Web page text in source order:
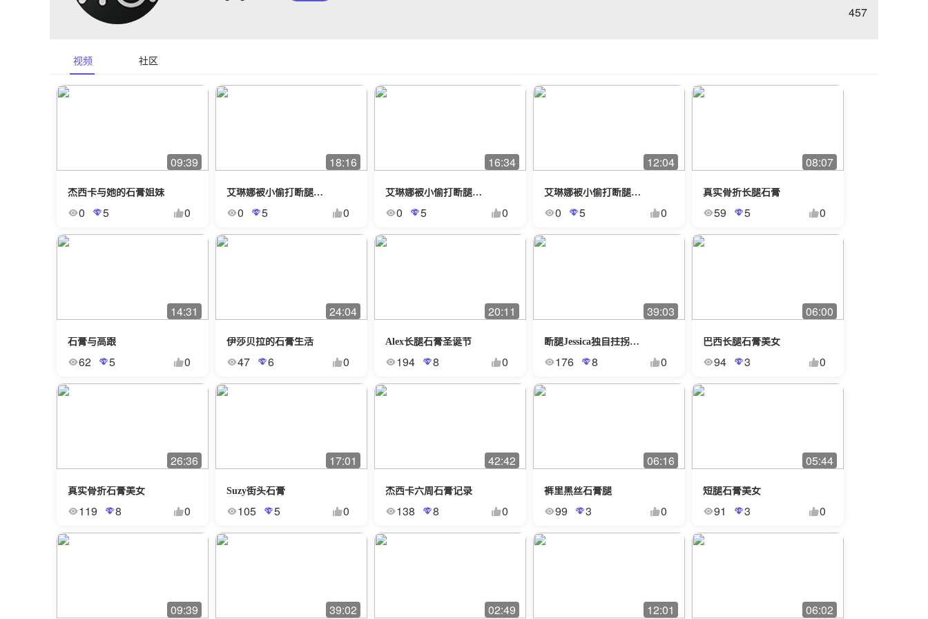
457
视频 社区
09:39
杰西卡与她的石膏姐妹
0 5 0
18:16
艾琳娜被小偷打断腿长腿石膏3
0 5 0
16:34
艾琳娜被小偷打断腿长腿石膏2
0 5 0
12:04
艾琳娜被小偷打断腿长腿石膏1
0 5 0
08:07
真实骨折长腿石膏
59 5 0
14:31
石膏与高跟
62 5 0
24:04
伊莎贝拉的石膏生活
47 6 0
20:11
Alex长腿石膏圣诞节
194 8 0
39:03
断腿Jessica独自拄拐游城市
176 8 0
06:00
巴西长腿石膏美女
94 3 0
26:36
真实骨折石膏美女
119 8 0
17:01
Suzy街头石膏
105 5 0
42:42
杰西卡六周石膏记录
138 8 0
06:16
裤里黑丝石膏腿
99 3 0
05:44
短腿石膏美女
91 3 0
09:39 39:02 02:49 12:01 06:02